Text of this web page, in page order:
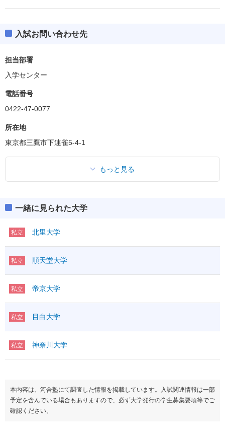
入試お問い合わせ先
担当部署
入学センター
電話番号
0422-47-0077
所在地
東京都三鷹市下連雀5-4-1
もっと見る
一緒に見られた大学
私立 北里大学
私立 順天堂大学
私立 帝京大学
私立 目白大学
私立 神奈川大学
本内容は、河合塾にて調査した情報を掲載しています。入試関連情報は一部
予定を含んでいる場合もありますので、必ず大学発行の学生募集要項等でご
確認ください。